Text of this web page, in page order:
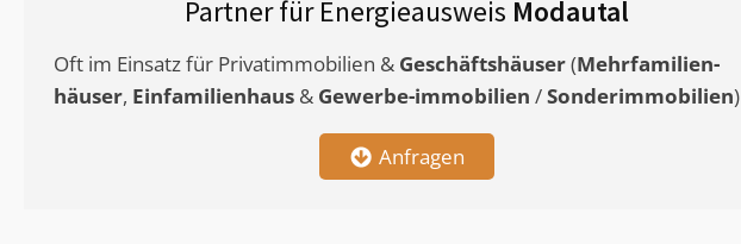
Partner für Energieausweis Modautal
Oft im Einsatz für Privatimmobilien & Geschäftshäuser(Mehrfamilien-
häuser, Einfamilienhaus & Gewerbe-immobilien /Sonderimmobilien)
Anfragen